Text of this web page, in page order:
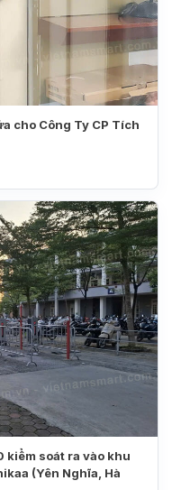
cho Công Ty CP Tích
kiểm soát ra vào khu
(Yên Nghĩa, Hà